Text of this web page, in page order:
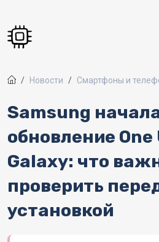
Новости Смартфоны и
Samsung
обновление One
Galaxy: что
проверить
установкой